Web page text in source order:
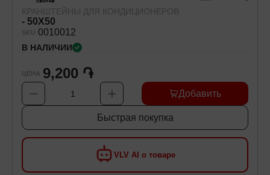
Самокаты и Гироскутеры
VLV AI о товаре
КРАНШТЕЙНЫ ДЛЯ КОНДИЦИОНЕРОВ
- 50X50
SKU 0010012
В НАЛИЧИИ
ЦЕНА 9,200 ֏
1 Добавить
Быстрая покупка